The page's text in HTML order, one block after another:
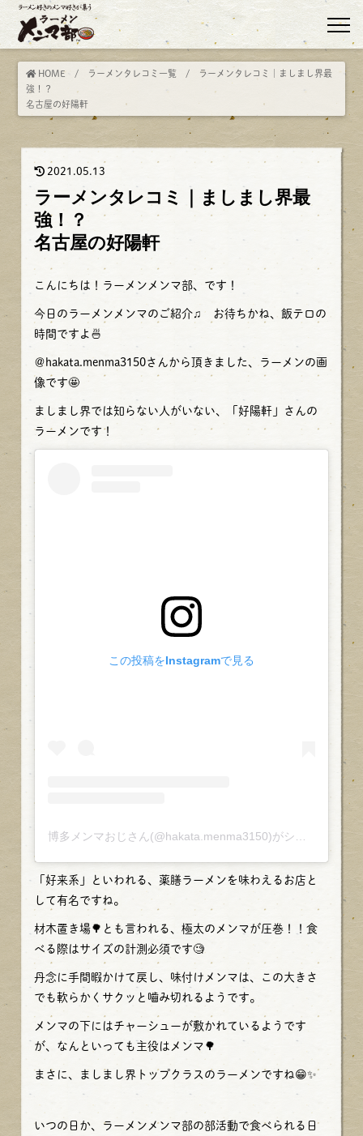
HOME / ラーメンタレコミ一覧 / ラーメンタレコミ｜ましまし界最
強！？
名古屋の好陽軒
2021.05.13
ラーメンタレコミ｜ましまし界最
強
名古屋の好陽軒
こんにちは！ラーメンメンマ部、です！
今日のラーメンメンマのご紹介♫ お待ちかね、飯テロの
時間ですよ🍜
＠hakata.menma3150さんから頂きました、ラーメンの画
像です🤩
ましまし界では知らない人がいない、「好陽軒」さんの
ラーメンです！
この投稿をInstagramで見る
「好来系」といわれる、薬膳ラーメンを味わえるお店と
して有名ですね。
材木置き場🌳とも言われる、極太のメンマが圧巻！！食
べる際はサイズの計測必須です🧐
丹念に手間暇かけて戻し、味付けメンマは、この大きさ
でも軟らかくサクッと嚙み切れるようです。
メンマの下にはチャーシューが敷かれているようです
が、なんといっても主役はメンマ🌳
まさに、ましまし界トップクラスのラーメンですね😁✨
いつの日か、ラーメンメンマ部の部活動で食べられる日